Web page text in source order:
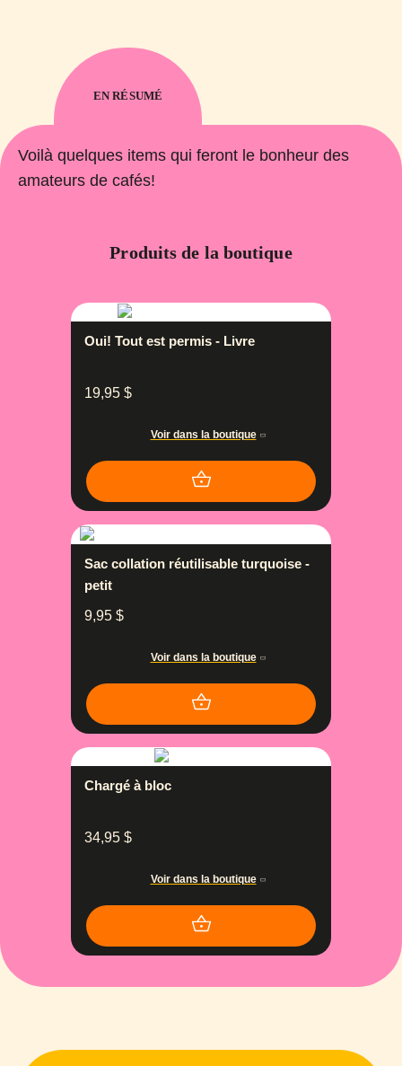
EN RÉSUMÉ
Voilà quelques items qui feront le bonheur des
amateurs de cafés!
Produits de la boutique
Oui! Tout est permis - Livre
19,95 $
Voir dans la boutique
Sac collation réutilisable turquoise -
petit
9,95 $
Voir dans la boutique
Chargé à bloc
34,95 $
Voir dans la boutique